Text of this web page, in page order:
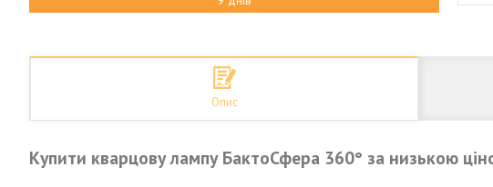
Опис
Купити кварцову лампу БактоСфера 360° за низькою